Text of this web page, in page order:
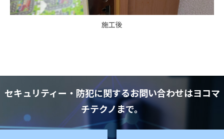
施工後
セキュリティー・防犯に関するお問い合わせはヨコマ
チテクノまで。